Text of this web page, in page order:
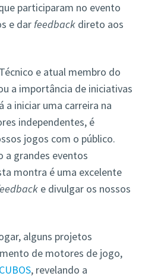
participaram no evento
e dar feedback direto aos
e atual membro do
a importância de iniciativas
a iniciar uma carreira na
independentes, é
jogos com o público.
a grandes eventos
montra é uma excelente
e divulgar os nossos
alguns projetos
de motores de jogo,
CUBOS, revelando a